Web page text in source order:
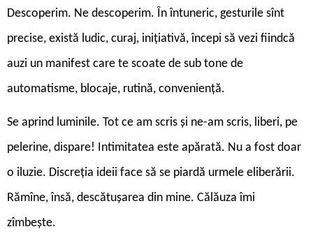
Descoperim. Ne descoperim. În întuneric, gesturile sînt
precise, există ludic, curaj, inițiativă, începi să vezi fiindcă
auzi un manifest care te scoate de sub tone de
automatisme, blocaje, rutină, conveniență.
Se aprind luminile. Tot ce am scris și ne-am scris, liberi, pe
pelerine, dispare! Intimitatea este apărată. Nu a fost doar
o iluzie. Discreția ideii face să se piardă urmele eliberării.
Rămîne, însă, descătușarea din mine. Călăuza îmi
zîmbește.